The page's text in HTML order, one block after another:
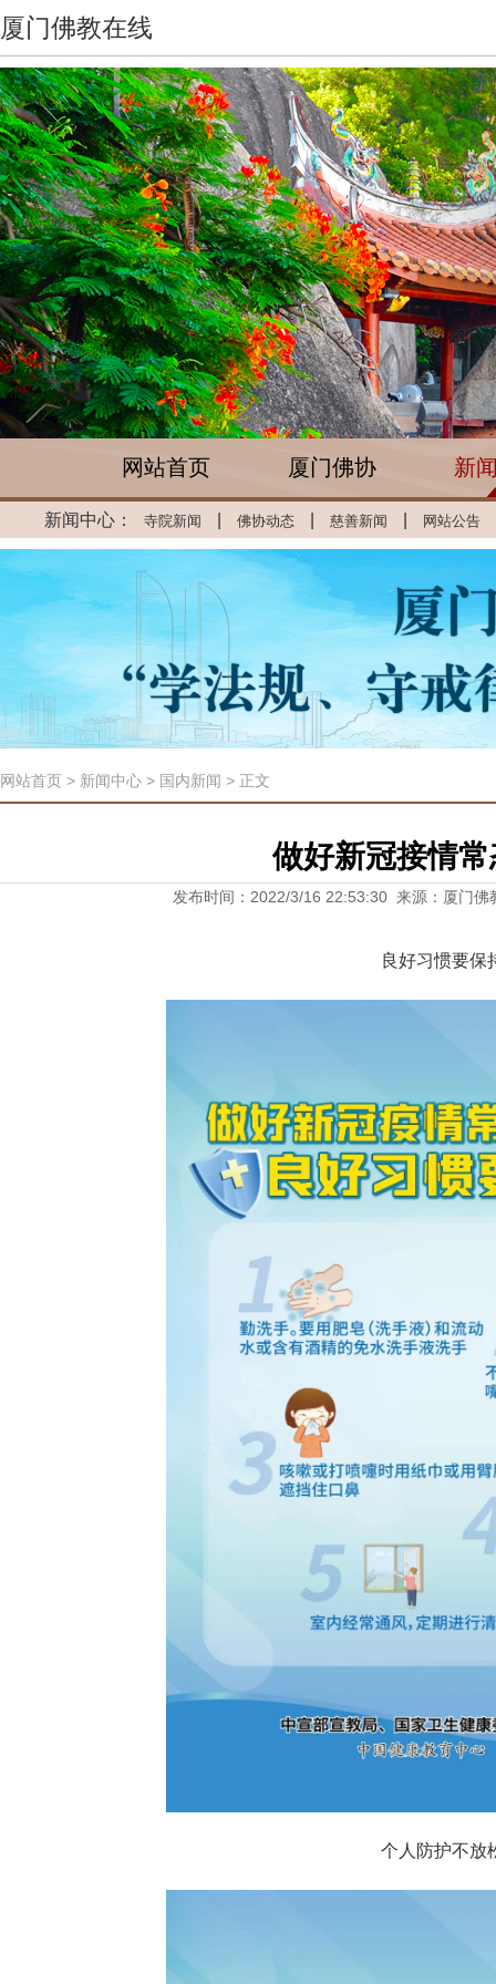
厦门佛教在线
网站首页 厦门佛协 新
新闻中心： 寺院新闻 佛协动态 慈善新闻 网站公告
网站首页 > 新闻中心 > 国内新闻 > 正文
做好新冠接情
发布时间：2022/3/16 22:53:30 来源：厦门佛
良好习惯要保
个人防护不放